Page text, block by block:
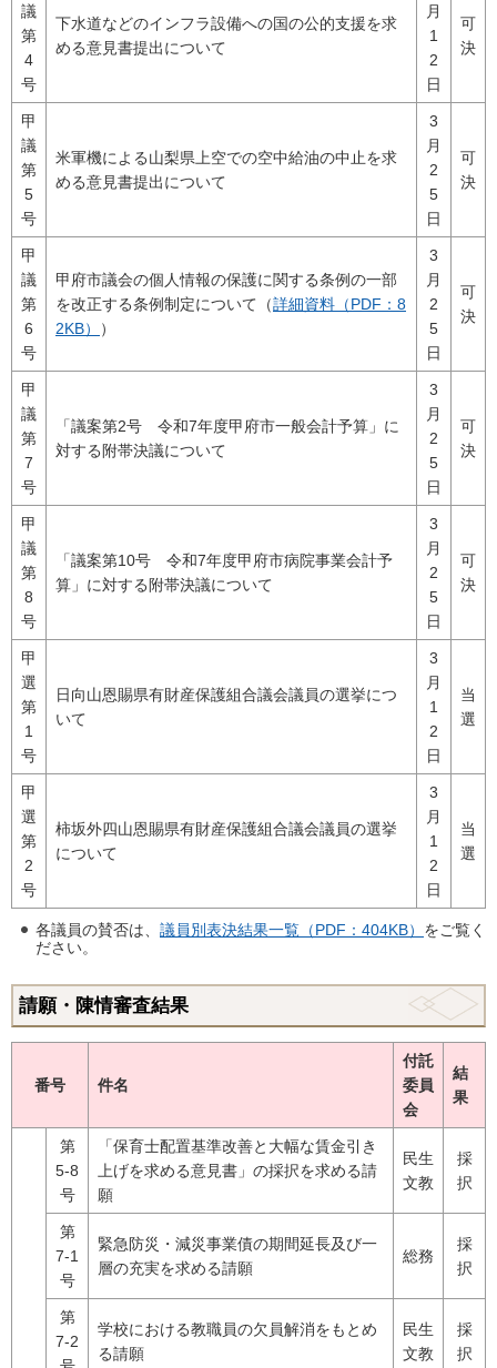
議
第
4
号
下水道などのインフラ設備への国の公的支援を求
める意見書提出について
月
1
2
日
可
決
甲
議
第
5
号
米軍機による山梨県上空での空中給油の中止を求
める意見書提出について
3
月
2
5
日
可
決
甲
議
第
6
号
甲府市議会の個人情報の保護に関する条例の一部
を改正する条例制定について（詳細資料（PDF：8
2KB）
）
3
月
2
5
日
可
決
甲
議
第
7
号
「議案第2号 令和7年度甲府市一般会計予算」に
対する附帯決議について
3
月
2
5
日
可
決
甲
議
第
8
号
「議案第10号 令和7年度甲府市病院事業会計予
算」に対する附帯決議について
3
月
2
5
日
可
決
甲
選
第
1
号
日向山恩賜県有財産保護組合議会議員の選挙につ
いて
3
月
1
2
日
当
選
甲
選
第
2
号
柿坂外四山恩賜県有財産保護組合議会議員の選挙
について
3
月
1
2
日
当
選
各議員の賛否は、 議員別表決結果一覧（PDF：404KB） をご覧く
ださい。
請願・陳情審査結果
番号 件名
付託
委員
会
結
果
第
5-8
号
「保育士配置基準改善と大幅な賃金引き
上げを求める意見書」の採択を求める請
願
民生
文教
採
択
第
7-1
号
緊急防災・減災事業債の期間延長及び一
層の充実を求める請願
総務
採
択
第
7-2
学校における教職員の欠員解消をもとめ
る請願
民生
文教
採
択